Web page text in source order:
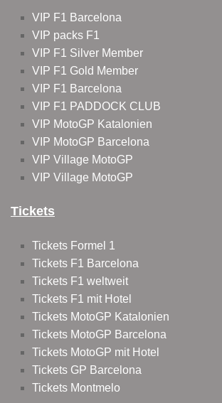
VIP F1 Barcelona
VIP packs F1
VIP F1 Silver Member
VIP F1 Gold Member
VIP F1 Barcelona
VIP F1 PADDOCK CLUB
VIP MotoGP Katalonien
VIP MotoGP Barcelona
VIP Village MotoGP
VIP Village MotoGP
Tickets
Tickets Formel 1
Tickets F1 Barcelona
Tickets F1 weltweit
Tickets F1 mit Hotel
Tickets MotoGP Katalonien
Tickets MotoGP Barcelona
Tickets MotoGP mit Hotel
Tickets GP Barcelona
Tickets Montmelo